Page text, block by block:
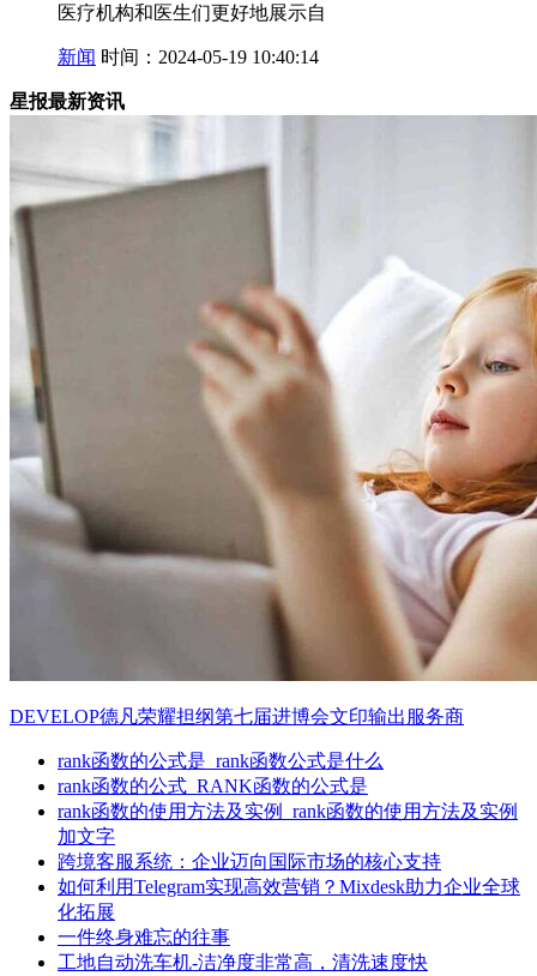
医疗机构和医生们更好地展示自
新闻 时间：2024-05-19 10:40:14
星报最新资讯
DEVELOP德凡荣耀担纲第七届进博会文印输出服务商
rank函数的公式是_rank函数公式是什么
rank函数的公式_RANK函数的公式是
rank函数的使用方法及实例_rank函数的使用方法及实例
加文字
跨境客服系统：企业迈向国际市场的核心支持
如何利用Telegram实现高效营销？Mixdesk助力企业全球
化拓展
一件终身难忘的往事
工地自动洗车机-洁净度非常高，清洗速度快